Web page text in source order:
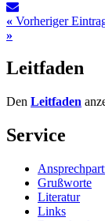
« Vorheriger
»
Leitfaden
Den Leitfaden
Service
Grußworte
Literatur
Links